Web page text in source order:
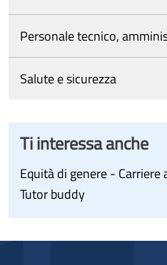
Personale tecnico,
Salute e sicurezza
Ti interessa anche
Equità di genere - Carriere
Tutor buddy